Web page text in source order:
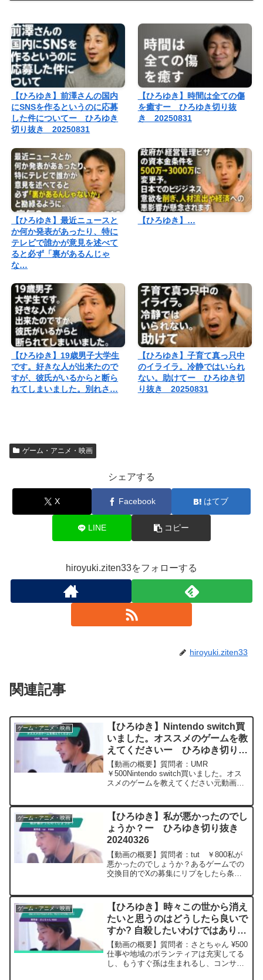
【ひろゆき】前澤さんの国内
にSNSを作るというのに応募
した件についてー ひろゆき
切り抜き 20250831
【ひろゆき】時間は全ての傷
を癒すー ひろゆき切り抜
き 20250831
【ひろゆき】最近ニュースと
か何か発表があったり、特に
テレビで誰かが意見を述べて
ると必ず「裏があるんじゃ
な…
【ひろゆき】…
【ひろゆき】19歳男子大学生
です。好きな人が出来たので
すが、彼氏がいるからと断ら
れてしまいました。別れさ…
【ひろゆき】子育て真っ只中
のイライラ。冷静ではいられ
ない。助けてー ひろゆき切
り抜き 20250831
ゲーム・アニメ・映画
シェアする
X Facebook はてブ
LINE コピー
hiroyuki.ziten33をフォローする
hiroyuki.ziten33
関連記事
ゲーム・アニメ・映画
【ひろゆき】Nintendo switch買
いました。オススメのゲームを教
えてくださいー ひろゆき切り抜
き 20250221
【動画の概要】質問者：UMR
￥500Nintendo switch買いました。オス
スメのゲームを教えてください元動画：
せられた質問について、一問一答形式に
して...
ゲーム・アニメ・映画
【ひろゆき】私が悪かったのでし
ょうか？ー ひろゆき切り抜き
20240326
【動画の概要】質問者：tut ￥800私が
悪かったのでしょうか？あるゲームでの
交換目的でXの募集にリプをしたら条件
確認して欲しいと言っていたことが面倒
だったからと言われ...
ゲーム・アニメ・映画
【ひろゆき】時々この世から消え
たいと思うのはどうしたら良いで
すか? 自殺したいわけではありま
せん。死にたいのでは無いのです
ー ひろゆき切り抜き
20241015
【動画の概要】質問者：さとちゃん ¥500
仕事や地域のボランティアは充実してる
し、もうすぐ孫は生まれるし、コンサー